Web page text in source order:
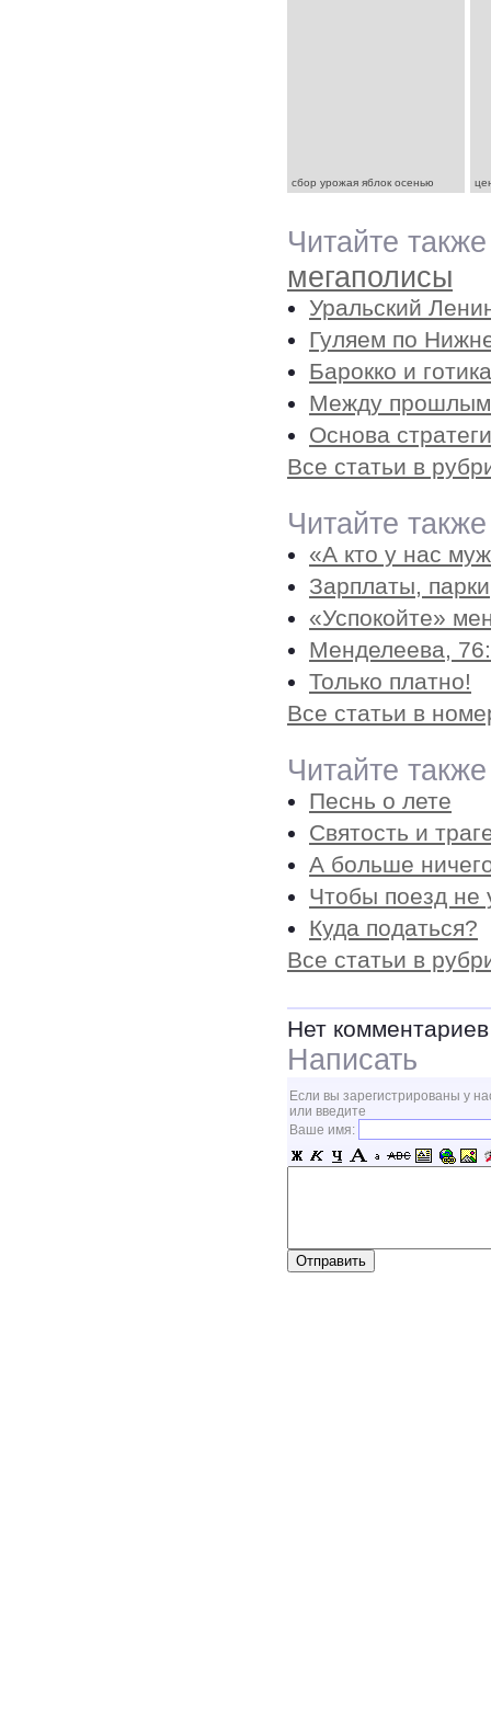
сбор урожая яблок осенью
Читайте
мегаполисы
Уральский
Гуляем по
Барокко и
Между
Основа
Все статьи в
Читайте
«А кто у нас
Зарплаты,
«Успокойте»
Менделеева,
Только платно!
Все статьи в
Читайте
Песнь о лете
Святость и
А больше
Чтобы поезд не
Куда податься?
Все статьи в
Нет комментариев
Написать
Если вы зарегистрированы у
или введите
Ваше имя: